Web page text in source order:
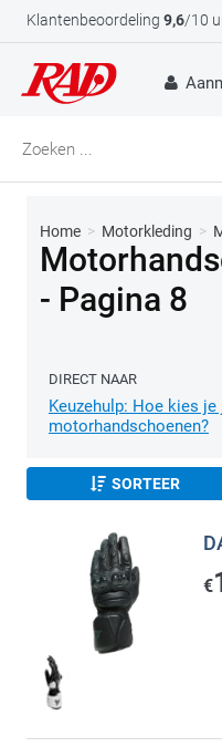
Klantenbeoordeling 9,6/10
Home > Motorkleding >
- Pagina 8
DIRECT NAAR
Keuzehulp: Hoe kies
motorhandschoenen?
SORTEER
€